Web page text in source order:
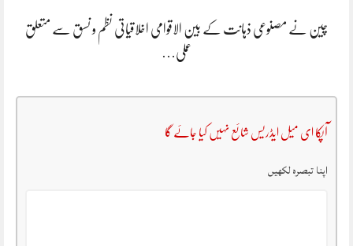
چین نے مصنوعی ذہانت کے بین الاقوامی اخلاقیاتی نظم و نسق سے متعلق
عملی…
آپکا ای میل ایڈریس شائع نہیں کیا جائے گا
اپنا تبصرہ لکھیں